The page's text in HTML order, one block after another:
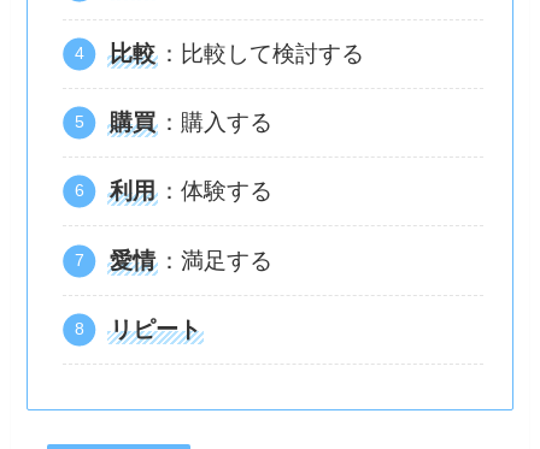
比較 ：比較して検討する
購買 ：購入する
利用 ：体験する
愛情 ：満足する
リピート